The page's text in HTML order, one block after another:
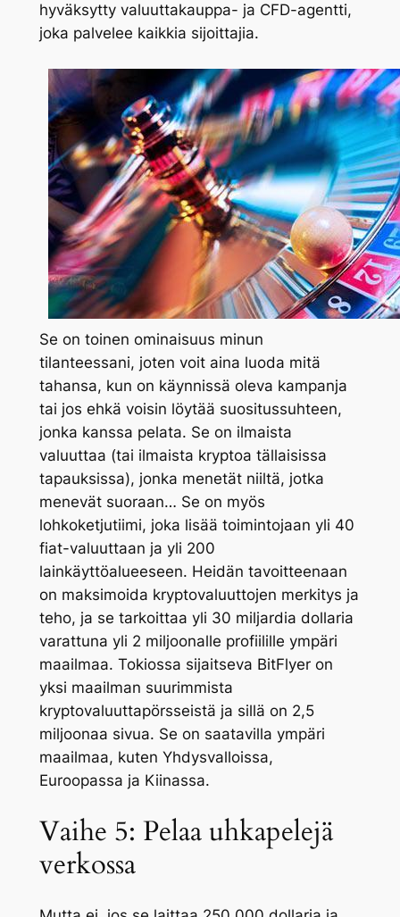
hyväksytty valuuttakauppa- ja CFD-agentti,
joka palvelee kaikkia sijoittajia.
Se on toinen ominaisuus minun
tilanteessani, joten voit aina luoda mitä
tahansa, kun on käynnissä oleva kampanja
tai jos ehkä voisin löytää suositussuhteen,
jonka kanssa pelata. Se on ilmaista
valuuttaa (tai ilmaista kryptoa tällaisissa
tapauksissa), jonka menetät niiltä, ​​jotka
menevät suoraan… Se on myös
lohkoketjutiimi, joka lisää toimintojaan yli 40
fiat-valuuttaan ja yli 200
lainkäyttöalueeseen. Heidän tavoitteenaan
on maksimoida kryptovaluuttojen merkitys ja
teho, ja se tarkoittaa yli 30 miljardia dollaria
varattuna yli 2 miljoonalle profiilille ympäri
maailmaa. Tokiossa sijaitseva BitFlyer on
yksi maailman suurimmista
kryptovaluuttapörsseistä ja sillä on 2,5
miljoonaa sivua. Se on saatavilla ympäri
maailmaa, kuten Yhdysvalloissa,
Euroopassa ja Kiinassa.
Vaihe 5: Pelaa uhkapelejä
verkossa